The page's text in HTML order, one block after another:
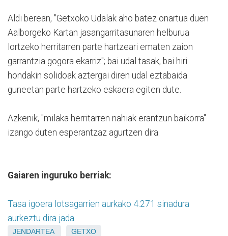
Aldi berean, "Getxoko Udalak aho batez onartua duen
Aalborgeko Kartan jasangarritasunaren helburua
lortzeko herritarren parte hartzeari ematen zaion
garrantzia gogora ekarriz"; bai udal tasak, bai hiri
hondakin solidoak aztergai diren udal eztabaida
guneetan parte hartzeko eskaera egiten dute.
Azkenik, "milaka herritarren nahiak erantzun baikorra"
izango duten esperantzaz agurtzen dira.
Gaiaren inguruko berriak:
Tasa igoera lotsagarrien aurkako 4.271 sinadura
aurkeztu dira jada
JENDARTEA GETXO